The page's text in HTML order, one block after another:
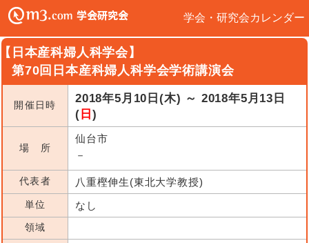
学会・研究会カレンダー
日本産科婦人科学会】
第70回日本産科婦人科学会学術講演会
開催日時
2018年5月10日(木) ～ 2018年5月13日
( 日 )
場 所
仙台市
－
代表者 八重樫伸生(東北大学教授)
単位 なし
領域